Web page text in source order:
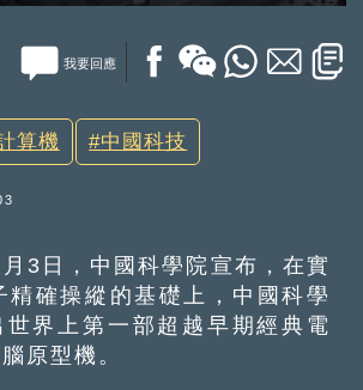
我要回應
算機 中國科技
日，中國科學院宣布，在實
精確操縱的基礎上，中國科學
世界上第一部超越早期經典電
原型機。